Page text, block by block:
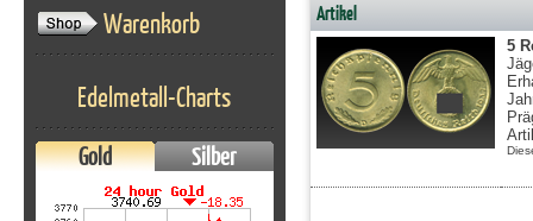
Warenkorb
Edelmetall-Charts
Gold Silber
Artikel
5